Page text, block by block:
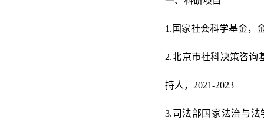
1.国家社会科学基金，
2.北京市社科决策咨询
持人，2021-2023
3.司法部国家法治与